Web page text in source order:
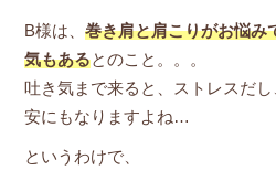
B様は、 巻き肩と肩こりがお悩み
気もあるとのこと。。。
吐き気まで来ると、ストレスだ
安にもなりますよね…
というわけで、